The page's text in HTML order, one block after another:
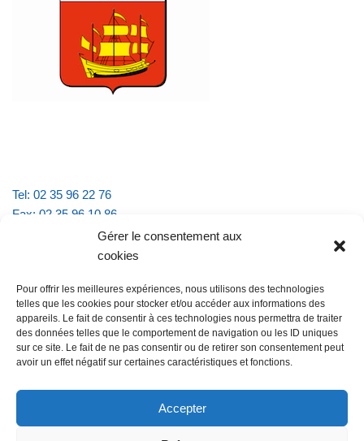
Gérer le consentement aux
cookies
Pour offrir les meilleures expériences, nous utilisons des technologies
telles que les cookies pour stocker et/ou accéder aux informations des
appareils. Le fait de consentir à ces technologies nous permettra de traiter
des données telles que le comportement de navigation ou les ID uniques
sur ce site. Le fait de ne pas consentir ou de retirer son consentement peut
avoir un effet négatif sur certaines caractéristiques et fonctions.
Accepter
Tel: 02 35 96 22 76
Fax: 02 35 96 10 86
Email : mairie.vattevillelarue@wanadoo.fr
lundi et jeudi de 9h à 11h30
mardi et vendredi de 16h à 18h30